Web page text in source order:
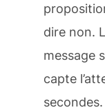
dire non.
message
capte
secondes.